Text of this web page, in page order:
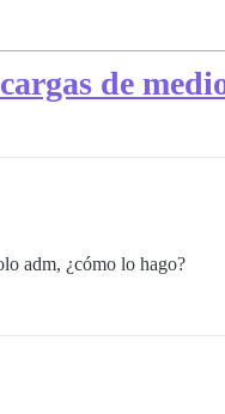
de
adm, ¿cómo lo hago?